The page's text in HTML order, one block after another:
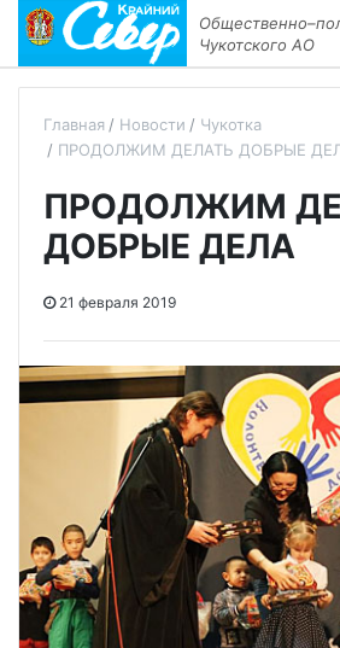
Чукотского АО
Главная Новости
Чукотка
ПРОДОЛЖИМ ДЕЛАТЬ ДОБРЫЕ
ПРОДОЛЖИМ
ДОБРЫЕ ДЕЛА
21 февраля 2019